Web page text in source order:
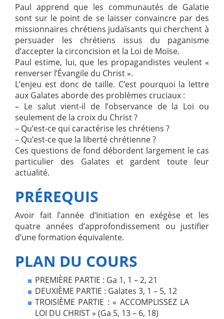
Paul apprend que les communautés de Galatie
sont sur le point de se laisser convaincre par des
missionnaires chrétiens judaïsants qui cherchent à
persuader les chrétiens issus du paganisme
d’accepter la circoncision et la Loi de Moïse.
Paul estime, lui, que les propagandistes veulent «
renverser l’Évangile du Christ ».
L’enjeu est donc de taille. C’est pourquoi la lettre
aux Galates aborde des problèmes cruciaux :
– Le salut vient-il de l’observance de la Loi ou
seulement de la croix du Christ ?
– Qu’est-ce qui caractérise les chrétiens ?
– Qu’est-ce que la liberté chrétienne ?
Ces questions de fond débordent largement le cas
particulier des Galates et gardent toute leur
actualité.
PRÉREQUIS
Avoir fait l’année d’Initiation en exégèse et les
quatre années d’approfondissement ou justifier
d’une formation équivalente.
PLAN DU COURS
PREMIÈRE PARTIE : Ga 1, 1 – 2, 21
DEUXIÈME PARTIE : Galates 3, 1 – 5, 12
TROISIÈME PARTIE : « ACCOMPLISSEZ LA
LOI DU CHRIST » (Ga 5, 13 – 6, 18)